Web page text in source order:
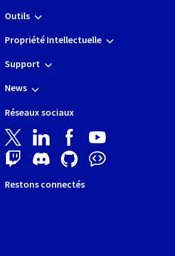
Outils
Propriété Intellectuelle
Support
News
Réseaux sociaux
Restons connectés